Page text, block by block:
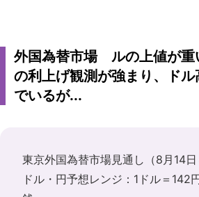
外国為替市場 ルの上値が
の利上げ観測が強まり、ド
でいるが...
東京外国為替市場見通し（8月14日
ドル・円予想レンジ：1ドル＝142